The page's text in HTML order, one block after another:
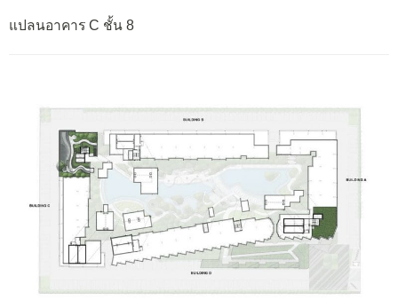
แปลนอาคาร C ชั้น 8